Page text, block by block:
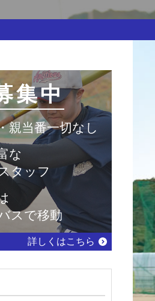
集中
親当番一切なし
な
タッフ
スで移動
詳しくはこちら